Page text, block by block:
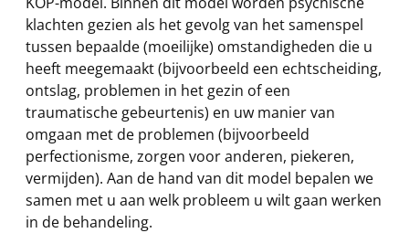
klachten gezien als het gevolg van het samenspel
tussen bepaalde (moeilijke) omstandigheden die u
heeft meegemaakt (bijvoorbeeld een echtscheiding,
ontslag, problemen in het gezin of een
traumatische gebeurtenis) en uw manier van
omgaan met de problemen (bijvoorbeeld
perfectionisme, zorgen voor anderen, piekeren,
vermijden). Aan de hand van dit model bepalen we
samen met u aan welk probleem u wilt gaan werken
in de behandeling.